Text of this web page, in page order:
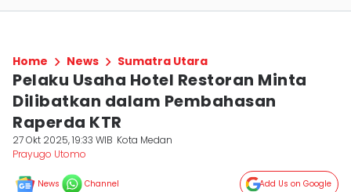
Home News Sumatra Utara
Pelaku Usaha Hotel Restoran Minta
Dilibatkan dalam Pembahasan
Raperda KTR
27 Okt 2025, 19:33 WIB Kota Medan
Prayugo Utomo
News Channel Add Us on Google